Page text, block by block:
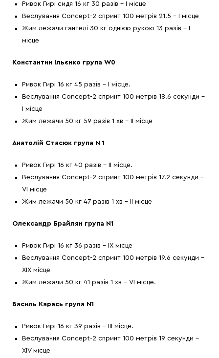
Ривок Гирі сидя 16 кг 30 разів – І місце
Веслування Concept-2 спринт 100 метрів 21.5 – І місце
Жим лежачи гантелі 30 кг однією рукою 13 разів – І
місце
Константин Ільєнко група W0
Ривок Гирі 16 кг 45 разів – І місце.
Веслування Concept-2 спринт 100 метрів 18.6 секунди –
І місце
Жим лежачи 50 кг 59 разів 1 хв – ІІ місце
Анатолій Стасюк група N 1
Ривок Гирі 16 кг 40 разів – ІІ місце.
Веслування Concept-2 спринт 100 метрів 17.2 секунди –
VI місце
Жим лежачи 50 кг 47 разів 1 хв – ІІ місце
Олександр Брайлян група N1
Ривок Гирі 16 кг 36 разів – IX місце
Веслування Concept-2 спринт 100 метрів 19.6 секунди –
ХІХ місце
Жим лежачи 50 кг 41 разів 1 хв – VI місце.
Василь Карась група N1
Ривок Гирі 16 кг 39 разів – ІІІ місце.
Веслування Concept-2 спринт 100 метрів 19 секунди –
ХІV місце